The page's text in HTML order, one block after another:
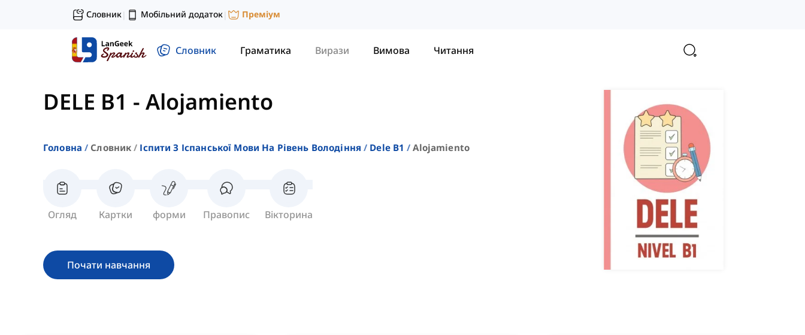
Словник| Мобільний додаток| Преміум
Словник Граматика Вирази Вимова Читання
DELE B1 - Alojamiento
Головна Словник Іспити З Іспанської Мови На Рівень Володіння Dele B1 Alojamiento
Огляд Картки форми Правопис Вікторина
Почати навчання